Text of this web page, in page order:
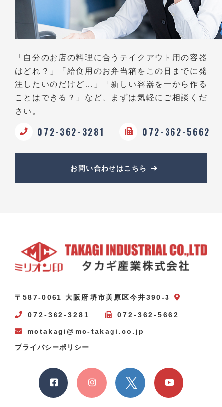
「自分のお店の料理に合うテイクアウト用の容器
はどれ？」
「給食用のお弁当箱をこの日までに発
注したいのだけど…」
「新しい容器を一から作る
ことはできる？」など、
まずは気軽にご相談くだ
さい。
072-362-3281 072-362-5662
お問い合わせはこちら
〒587-0061 大阪府堺市美原区今井390-3
072-362-3281 072-362-5662
mctakagi@mc-takagi.co.jp
プライバシーポリシー